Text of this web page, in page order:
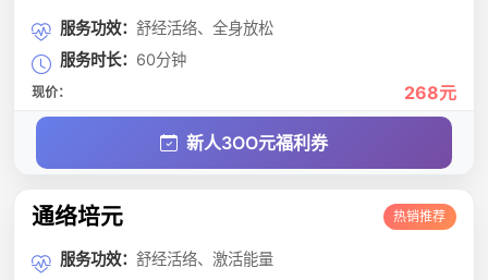
服务功效： 舒经活络、全身放松
服务时长： 60分钟
现价： 268元
新人3OO元福利券
通络培元 热销推荐
服务功效： 舒经活络、激活能量